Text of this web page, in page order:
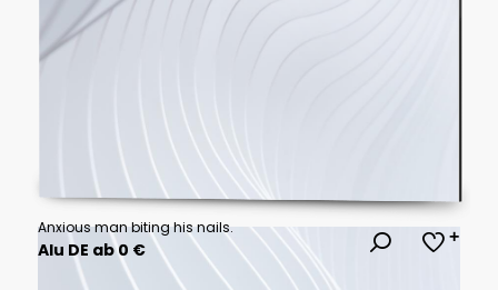
Anxious man biting his nails.
Alu DE ab 0 €